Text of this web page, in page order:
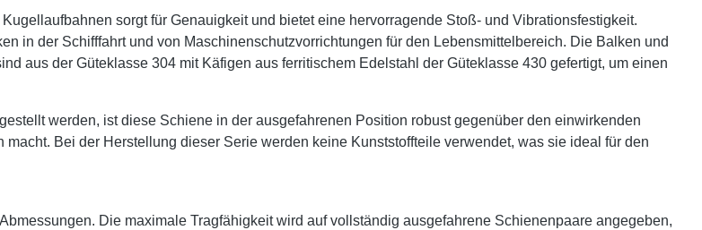
sorgt für Genauigkeit und bietet eine hervorragende Stoß- und Vibrationsfestigkeit.
in der Schifffahrt und von Maschinenschutzvorrichtungen für den Lebensmittelbereich. Die Balken und
aus der Güteklasse 304 mit Käfigen aus ferritischem Edelstahl der Güteklasse 430 gefertigt, um einen
werden, ist diese Schiene in der ausgefahrenen Position robust gegenüber den einwirkenden
Bei der Herstellung dieser Serie werden keine Kunststoffteile verwendet, was sie ideal für den
Die maximale Tragfähigkeit wird auf vollständig ausgefahrene Schienenpaare angegeben,